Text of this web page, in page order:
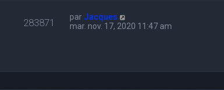
283871 par Jacques
mar. nov. 17, 2020 11:47 am